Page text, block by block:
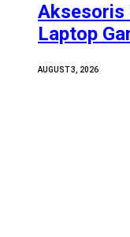
Aksesoris
Laptop
AUGUST 3, 2026